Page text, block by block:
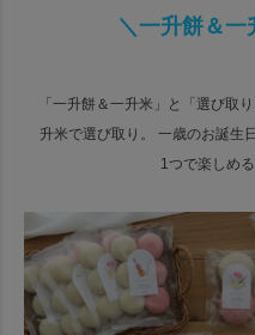
立てない場合：家を継いでく
転んだ場合：厄が落ちた
①一升のお餅もしくはお米 ②背
①一升のお餅もしくはお米
伝統的にはお餅ですが、最近で
なっています。
＼一升餅＆一
「一升餅＆一升米」と「選び取
升米で選び取り。 一歳のお誕生
1つで楽しめ